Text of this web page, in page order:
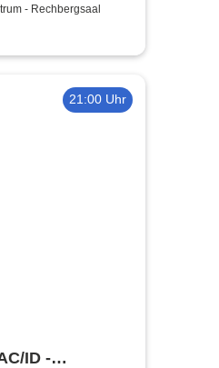
Floyd
- Rechbergsaal
21:00 Uhr
ID -